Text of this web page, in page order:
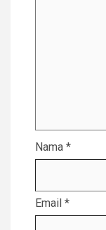
Nama *
Email *